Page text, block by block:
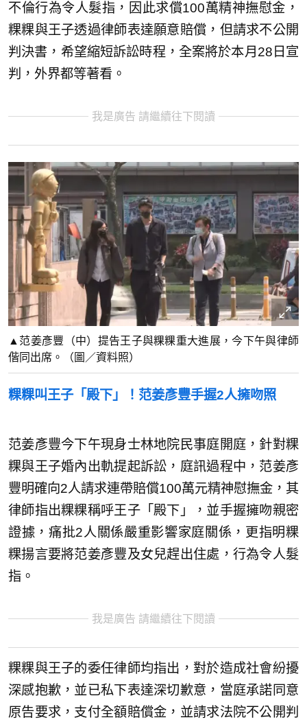
不倫行為令人髮指，因此求償100萬精神撫慰金，
粿粿與王子透過律師表達願意賠償，但請求不公開
判決書，希望縮短訴訟時程，全案將於本月28日宣
判，外界都等著看。
我是廣告 請繼續往下閱讀
▲范姜彥豐（中）提告王子與粿粿重大進展，今下午與律師
偕同出席。（圖／資料照）
粿粿叫王子「殿下」！范姜彥豐手握2人擁吻照
范姜彥豐今下午現身士林地院民事庭開庭，針對粿
粿與王子婚內出軌提起訴訟，庭訊過程中，范姜彥
豐明確向2人請求連帶賠償100萬元精神慰撫金，其
律師指出粿粿稱呼王子「殿下」，並手握擁吻親密
證據，痛批2人關係嚴重影響家庭關係，更指明粿
粿揚言要將范姜彥豐及女兒趕出住處，行為令人髮
指。
我是廣告 請繼續往下閱讀
粿粿與王子的委任律師均指出，對於造成社會紛擾
深感抱歉，並已私下表達深切歉意，當庭承諾同意
原告要求，支付全額賠償金，並請求法院不公開判